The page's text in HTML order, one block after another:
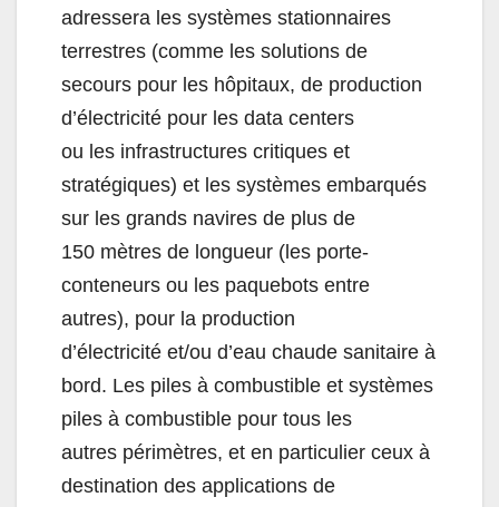
adressera les systèmes stationnaires
terrestres (comme les solutions de
secours pour les hôpitaux, de production
d’électricité pour les data centers
ou les infrastructures critiques et
stratégiques) et les systèmes embarqués
sur les grands navires de plus de
150 mètres de longueur (les porte-
conteneurs ou les paquebots entre
autres), pour la production
d’électricité et/ou d’eau chaude sanitaire à
bord. Les piles à combustible et systèmes
piles à combustible pour tous les
autres périmètres, et en particulier ceux à
destination des applications de